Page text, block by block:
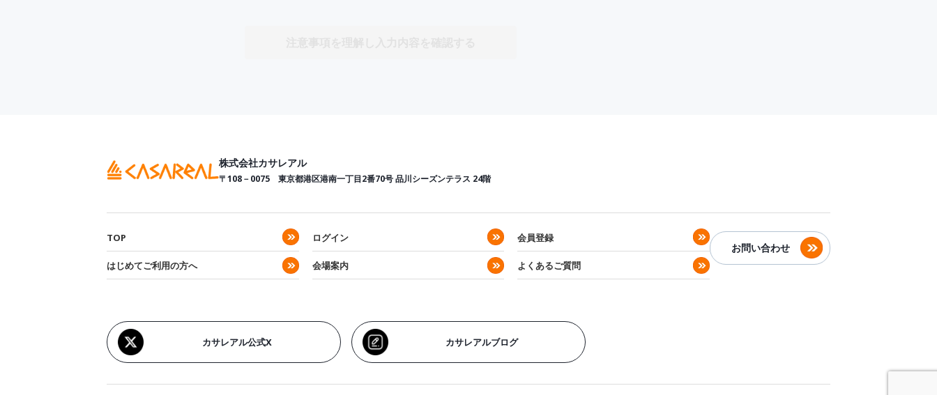
株式会社カサレアル
〒108－0075 東京都港区港南一丁目2番70号品川シーズンテラス 24階
TOP ログイン 会員登録
はじめてご利用の方へ 会場案内 よくあるご質問
お問い合わせ
カサレアル公式X カサレアルブログ